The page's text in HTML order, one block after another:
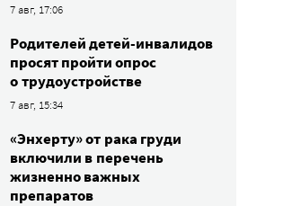
7 авг, 17:06
Родителей детей-инвалидов
просят пройти опрос
о трудоустройстве
7 авг, 15:34
«Энхерту» от рака груди
включили в перечень
жизненно важных
препаратов